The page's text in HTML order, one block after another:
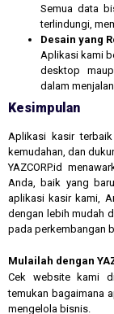
Semua data
terlindungi,
Desain yang
Aplikasi kami
desktop
dalam
Kesimpulan
Aplikasi kasir
kemudahan, dan
YAZCORP.id
Anda, baik yang
aplikasi kasir kami,
dengan lebih mudah
pada perkembangan
Mulailah dengan
Cek website kami
temukan bagaimana
mengelola bisnis.